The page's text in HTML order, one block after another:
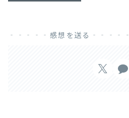
‐‐‐‐‐感想を送る‐‐‐‐‐